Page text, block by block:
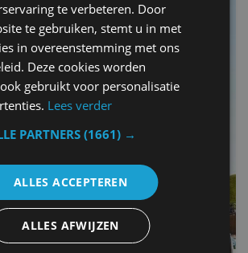
te verbeteren. Door
te gebruiken, stemt u in met
in overeenstemming met ons
Deze cookies worden
gebruikt voor personalisatie
Lees verder
PARTNERS(1661) →
ALLES ACCEPTEREN
ALLES AFWIJZEN